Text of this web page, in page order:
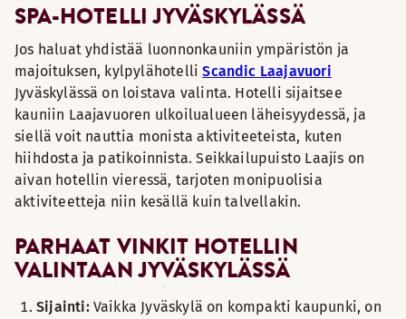
SPA-HOTELLI JYVÄSKYLÄSSÄ
Jos haluat yhdistää luonnonkauniin ympäristön ja
majoituksen, kylpylähotelliScandic Laajavuori
Jyväskylässä on loistava valinta. Hotelli sijaitsee
kauniin Laajavuoren ulkoilualueen läheisyydessä, ja
siellä voit nauttia monista aktiviteeteista, kuten
hiihdosta ja patikoinnista. Seikkailupuisto Laajis on
aivan hotellin vieressä, tarjoten monipuolisia
aktiviteetteja niin kesällä kuin talvellakin.
PARHAAT VINKIT HOTELLIN
VALINTAAN JYVÄSKYLÄSSÄ
Sijainti:Vaikka Jyväskylä on kompakti kaupunki, on